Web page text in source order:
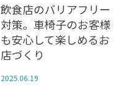
飲食店のバリアフリー
対策。車椅子のお客様
も安心して楽しめるお
店づくり
2025.06.19